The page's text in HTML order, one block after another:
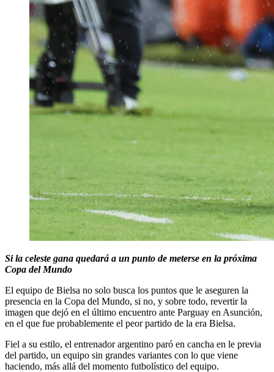
Si la celeste gana quedará a un punto de meterse en la próxima
Copa del Mundo
El equipo de Bielsa no solo busca los puntos que le aseguren la
presencia en la Copa del Mundo, si no, y sobre todo, revertir la
imagen que dejó en el último encuentro ante Parguay en Asunción,
en el que fue probablemente el peor partido de la era Bielsa.
Fiel a su estilo, el entrenador argentino paró en cancha en le previa
del partido, un equipo sin grandes variantes con lo que viene
haciendo, más allá del momento futbolístico del equipo.